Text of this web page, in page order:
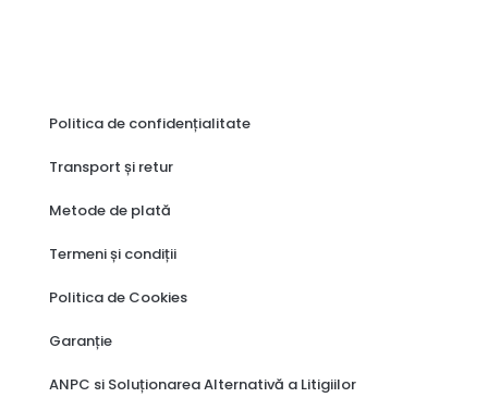
Politica de confidențialitate
Transport și retur
Metode de plată
Termeni și condiții
Politica de Cookies
Garanție
ANPC si Soluționarea Alternativă a Litigiilor